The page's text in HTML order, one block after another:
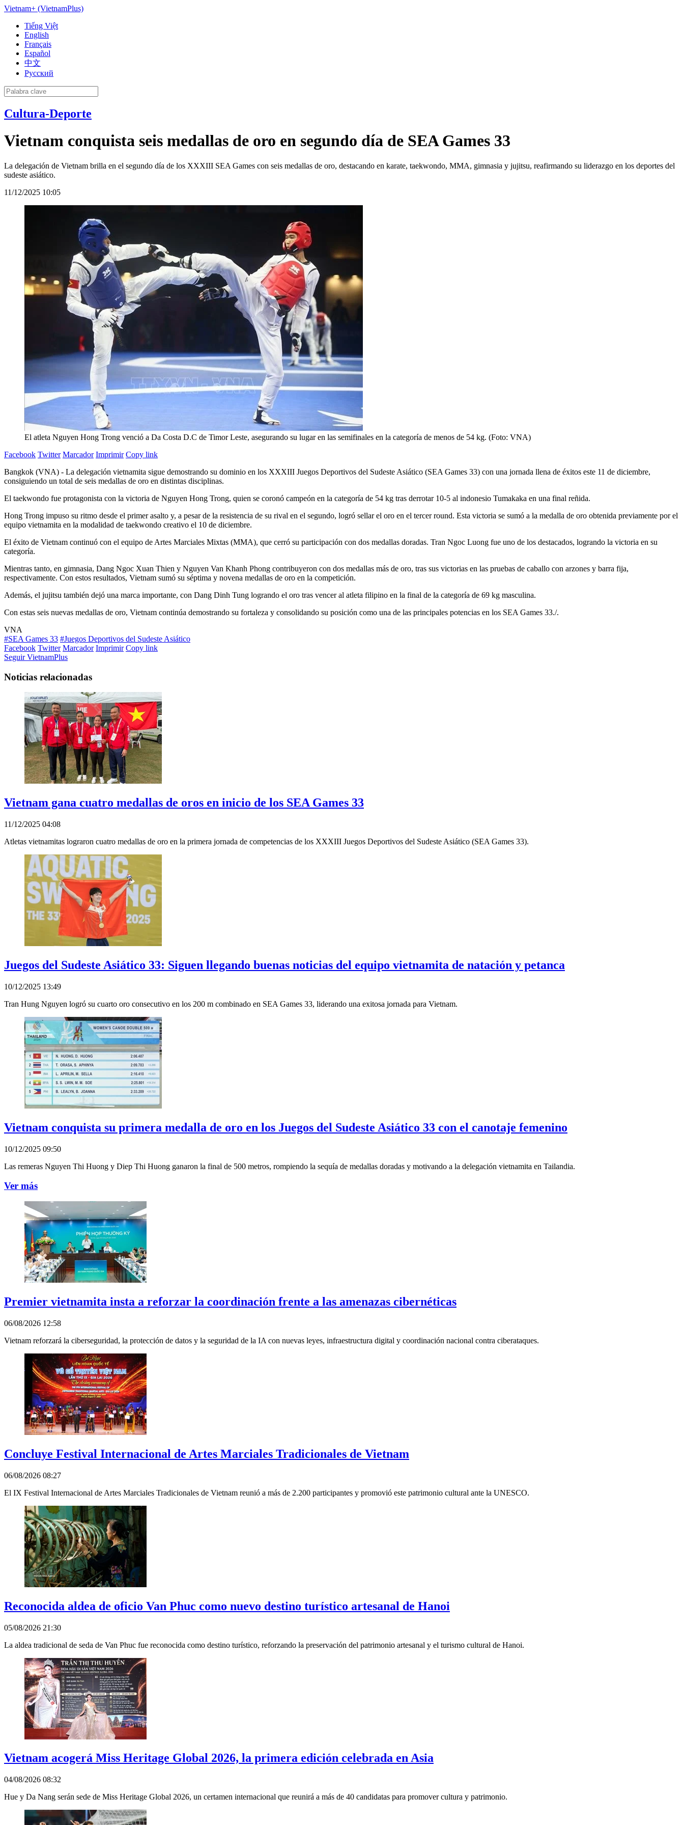
Vietnam+ (VietnamPlus)
Tiếng Việt
English
Français
Español
中文
Русский
Cultura-Deporte
Vietnam conquista seis medallas de oro en segundo día de SEA Games 33
La delegación de Vietnam brilla en el segundo día de los XXXIII SEA Games con seis medallas de oro, destacando en karate, taekwondo, MMA, gimnasia y jujitsu, reafirmando su liderazgo en los deportes del
sudeste asiático.
11/12/2025 10:05
El atleta Nguyen Hong Trong venció a Da Costa D.C de Timor Leste, asegurando su lugar en las semifinales en la categoría de menos de 54 kg. (Foto: VNA)
Facebook Twitter Marcador Imprimir Copy link
Bangkok (VNA) - La delegación vietnamita sigue demostrando su dominio en los XXXIII Juegos Deportivos del Sudeste Asiático (SEA Games 33) con una jornada llena de éxitos este 11 de diciembre,
consiguiendo un total de seis medallas de oro en distintas disciplinas.
El taekwondo fue protagonista con la victoria de Nguyen Hong Trong, quien se coronó campeón en la categoría de 54 kg tras derrotar 10-5 al indonesio Tumakaka en una final reñida.
Hong Trong impuso su ritmo desde el primer asalto y, a pesar de la resistencia de su rival en el segundo, logró sellar el oro en el tercer round. Esta victoria se sumó a la medalla de oro obtenida previamente por el
equipo vietnamita en la modalidad de taekwondo creativo el 10 de diciembre.
El éxito de Vietnam continuó con el equipo de Artes Marciales Mixtas (MMA), que cerró su participación con dos medallas doradas. Tran Ngoc Luong fue uno de los destacados, logrando la victoria en su
categoría.
Mientras tanto, en gimnasia, Dang Ngoc Xuan Thien y Nguyen Van Khanh Phong contribuyeron con dos medallas más de oro, tras sus victorias en las pruebas de caballo con arzones y barra fija,
respectivamente. Con estos resultados, Vietnam sumó su séptima y novena medallas de oro en la competición.
Además, el jujitsu también dejó una marca importante, con Dang Dinh Tung logrando el oro tras vencer al atleta filipino en la final de la categoría de 69 kg masculina.
Con estas seis nuevas medallas de oro, Vietnam continúa demostrando su fortaleza y consolidando su posición como una de las principales potencias en los SEA Games 33./.
VNA
#SEA Games 33 #Juegos Deportivos del Sudeste Asiático
Facebook Twitter Marcador Imprimir Copy link
Seguir VietnamPlus
Noticias relacionadas
Vietnam gana cuatro medallas de oros en inicio de los SEA Games 33
11/12/2025 04:08
Atletas vietnamitas lograron cuatro medallas de oro en la primera jornada de competencias de los XXXIII Juegos Deportivos del Sudeste Asiático (SEA Games 33).
Juegos del Sudeste Asiático 33: Siguen llegando buenas noticias del equipo vietnamita de natación y petanca
10/12/2025 13:49
Tran Hung Nguyen logró su cuarto oro consecutivo en los 200 m combinado en SEA Games 33, liderando una exitosa jornada para Vietnam.
Vietnam conquista su primera medalla de oro en los Juegos del Sudeste Asiático 33 con el canotaje femenino
10/12/2025 09:50
Las remeras Nguyen Thi Huong y Diep Thi Huong ganaron la final de 500 metros, rompiendo la sequía de medallas doradas y motivando a la delegación vietnamita en Tailandia.
Ver más
Premier vietnamita insta a reforzar la coordinación frente a las amenazas cibernéticas
06/08/2026 12:58
Vietnam reforzará la ciberseguridad, la protección de datos y la seguridad de la IA con nuevas leyes, infraestructura digital y coordinación nacional contra ciberataques.
Concluye Festival Internacional de Artes Marciales Tradicionales de Vietnam
06/08/2026 08:27
El IX Festival Internacional de Artes Marciales Tradicionales de Vietnam reunió a más de 2.200 participantes y promovió este patrimonio cultural ante la UNESCO.
Reconocida aldea de oficio Van Phuc como nuevo destino turístico artesanal de Hanoi
05/08/2026 21:30
La aldea tradicional de seda de Van Phuc fue reconocida como destino turístico, reforzando la preservación del patrimonio artesanal y el turismo cultural de Hanoi.
Vietnam acogerá Miss Heritage Global 2026, la primera edición celebrada en Asia
04/08/2026 08:32
Hue y Da Nang serán sede de Miss Heritage Global 2026, un certamen internacional que reunirá a más de 40 candidatas para promover cultura y patrimonio.